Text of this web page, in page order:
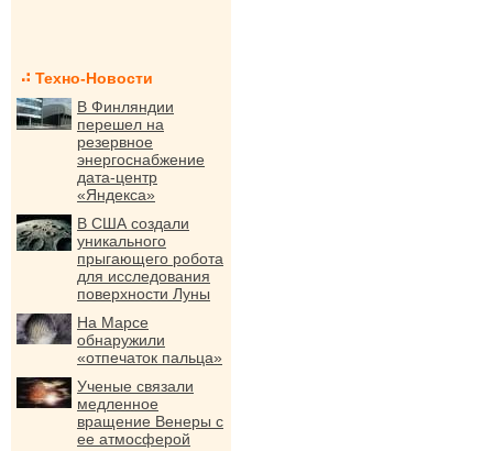
Техно-Новости
В Финляндии
перешел на
резервное
энергоснабжение
дата-центр
«Яндекса»
В США создали
уникального
прыгающего робота
для исследования
поверхности Луны
На Марсе
обнаружили
«отпечаток пальца»
Ученые связали
медленное
вращение Венеры с
ее атмосферой